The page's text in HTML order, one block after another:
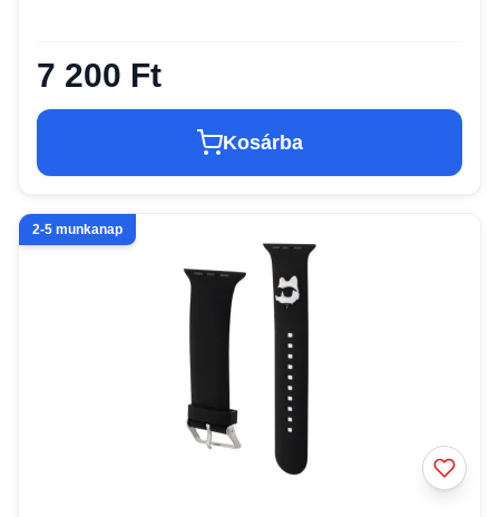
7 200 Ft
Kosárba
2-5 munkanap